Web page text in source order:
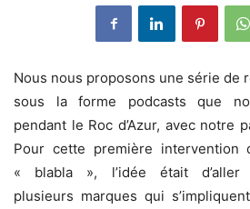
Nous nous proposons une série de
sous la forme podcasts que
pendant le Roc d’Azur, avec notre
Pour cette première intervention
« blabla », l’idée était
plusieurs marques qui